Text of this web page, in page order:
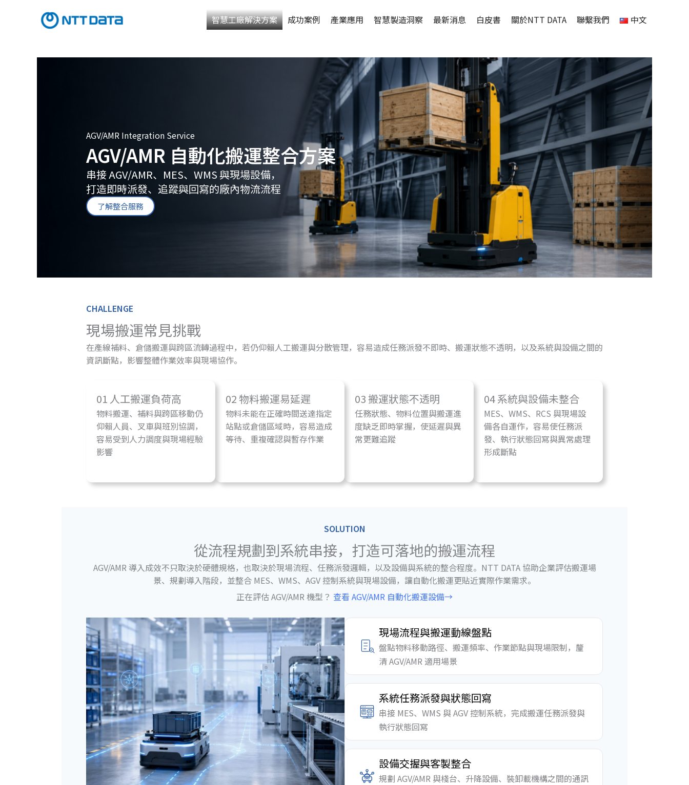
智慧工廠解決方案 成功案例 產業應用 智慧製造洞察 最新消息 白皮書 關於NTT DATA 聯繫我們 中文
AGV/AMR Integration Service
AGV/AMR 自動化搬運整合方案
串接 AGV/AMR、MES、WMS 與現場設備，
打造即時派發、追蹤與回寫的廠內物流流程
了解整合服務
CHALLENGE
現場搬運常見挑戰
在產線補料、倉儲搬運與跨區流轉過程中，若仍仰賴人工搬運與分散管理，容易造成任務派發不即時、搬運狀態不透明，以及系統與設備之間的
資訊斷點，影響整體作業效率與現場協作。
01 人工搬運負荷高
物料搬運、補料與跨區移動仍
仰賴人員、叉車與班別協調，
容易受到人力調度與現場經驗
影響
02 物料搬運易延遲
物料未能在正確時間送達指定
站點或倉儲區域時，容易造成
等待、重複確認與暫存作業
03 搬運狀態不透明
任務狀態、物料位置與搬運進
度缺乏即時掌握，使延遲與異
常更難追蹤
04 系統與設備未整合
MES、WMS、RCS 與現場設
備各自運作，容易使任務派
發、執行狀態回寫與異常處理
形成斷點
SOLUTION
從流程規劃到系統串接，打造可落地的搬運流程
AGV/AMR 導入成效不只取決於硬體規格，也取決於現場流程、任務派發邏輯，以及設備與系統的整合程度。NTT DATA 協助企業評估搬運場
景、規劃導入階段，並整合 MES、WMS、AGV 控制系統與現場設備，讓自動化搬運更貼近實際作業需求。
正在評估 AGV/AMR 機型？ 查看 AGV/AMR 自動化搬運設備→
現場流程與搬運動線盤點
盤點物料移動路徑、搬運頻率、作業節點與現場限制，釐
清 AGV/AMR 適用場景
系統任務派發與狀態回寫
串接 MES、WMS 與 AGV 控制系統，完成搬運任務派發與
執行狀態回寫
設備交握與客製整合
規劃 AGV/AMR 與棧台、升降設備、裝卸載機構之間的通訊